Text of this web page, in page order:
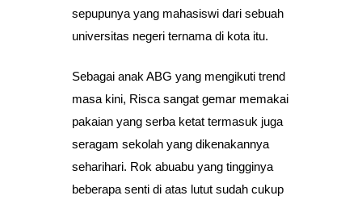
sepupunya yang mahasiswi dari sebuah
universitas negeri ternama di kota itu.
Sebagai anak ABG yang mengikuti trend
masa kini, Risca sangat gemar memakai
pakaian yang serba ketat termasuk juga
seragam sekolah yang dikenakannya
seharihari. Rok abuabu yang tingginya
beberapa senti di atas lutut sudah cukup